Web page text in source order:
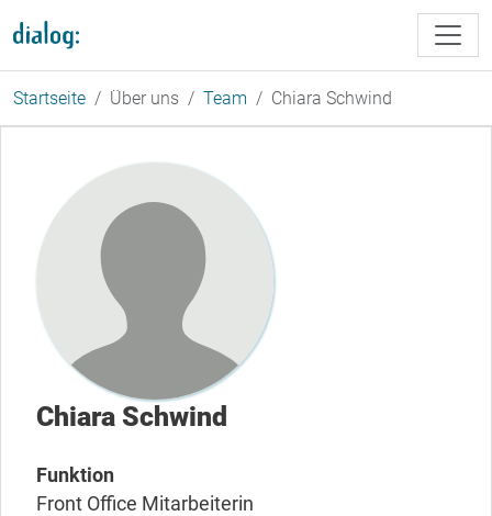
Startseite Über uns Team Chiara Schwind
Chiara Schwind
Funktion
Front Office Mitarbeiterin